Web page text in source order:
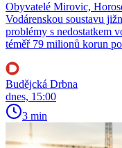
Obyvatelé Mirovic,
Vodárenskou soustavu
problémy s nedostatkem
téměř 79 milionů korun
Budějcká Drbna
dnes, 15:00
3 min